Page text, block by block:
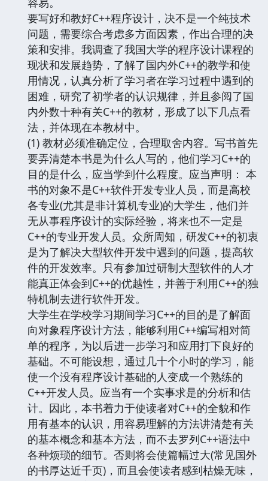
要写好和教好C++程序设计，决不是一个纯技术
问题，需要综合考虑多方面因素，作出合理的决
策和安排。我调查了我国大学的程序设计课程的
现状和发展趋势，了解了国内外C++的教学和使
用情况，认真分析了学习者在学习过程中遇到的
困难，研究了初学者的认识规律，并且参阅了国
内外数十种有关C++的教材，形成了以下几点看
法，并体现在本教材中。
(1) 教材必须准确定位，合理取舍内容。写书首先
要弄清楚本书是为什么人写的，他们学习C++的
目的是什么，应当学到什么程度。应当声明： 本
书的对象不是C++软件开发专业人员，而是高校
各专业(尤其是非计算机专业)的大学生，他们并
无从事程序设计的实际经验，将来也不一定是
C++的专业开发人员。众所周知，研发C++的初衷
是为了解决大型软件开发中遇到的问题，提高软
件的开发效率。只有参加过研制大型软件的人才
能真正体会到C++的优越性，并善于利用C++的独
特机制去进行软件开发。
大学生在学校学习期间学习C++的目的是了解面
向对象程序设计方法，能够利用C++编写相对简
单的程序，为以后进一步学习和应用打下良好的
基础。不可能设想，通过几十个小时的学习，能
使一个没有程序设计基础的人变成一个熟练的
C++开发人员。应当有一个实事求是的分析和估
计。因此，本书着力于使读者对C++的全貌和作
用有基本的认识，用容易理解的方法讲清楚有关
的基本概念和基本方法，而不去罗列C++语法中
各种烦琐的细节。否则将会使篇幅过大(常见国外
的书厚达近千页)，而且会使读者感到枯燥无味，